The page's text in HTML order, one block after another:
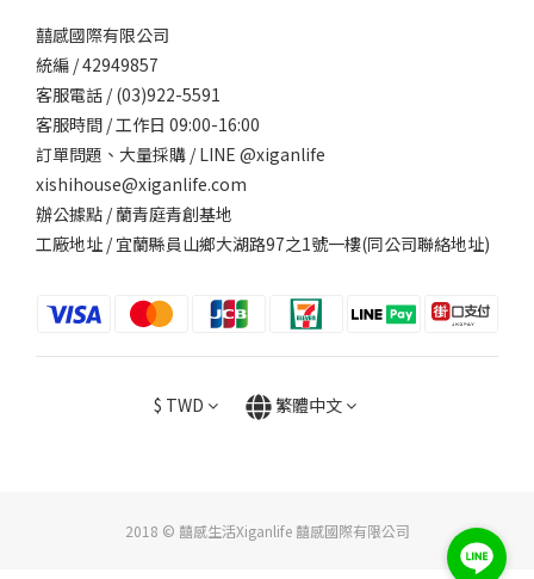
囍感國際有限公司
統編 / 42949857
客服電話 / (03)922-5591
客服時間 / 工作日 09:00-16:00
訂單問題、大量採購 / LINE @xiganlife
xishihouse@xiganlife.com
辦公據點 / 蘭青庭青創基地
工廠地址 / 宜蘭縣員山鄉大湖路97之1號一樓(同公司聯絡地址)
$ TWD 繁體中文
2018 © 囍感生活Xiganlife 囍感國際有限公司